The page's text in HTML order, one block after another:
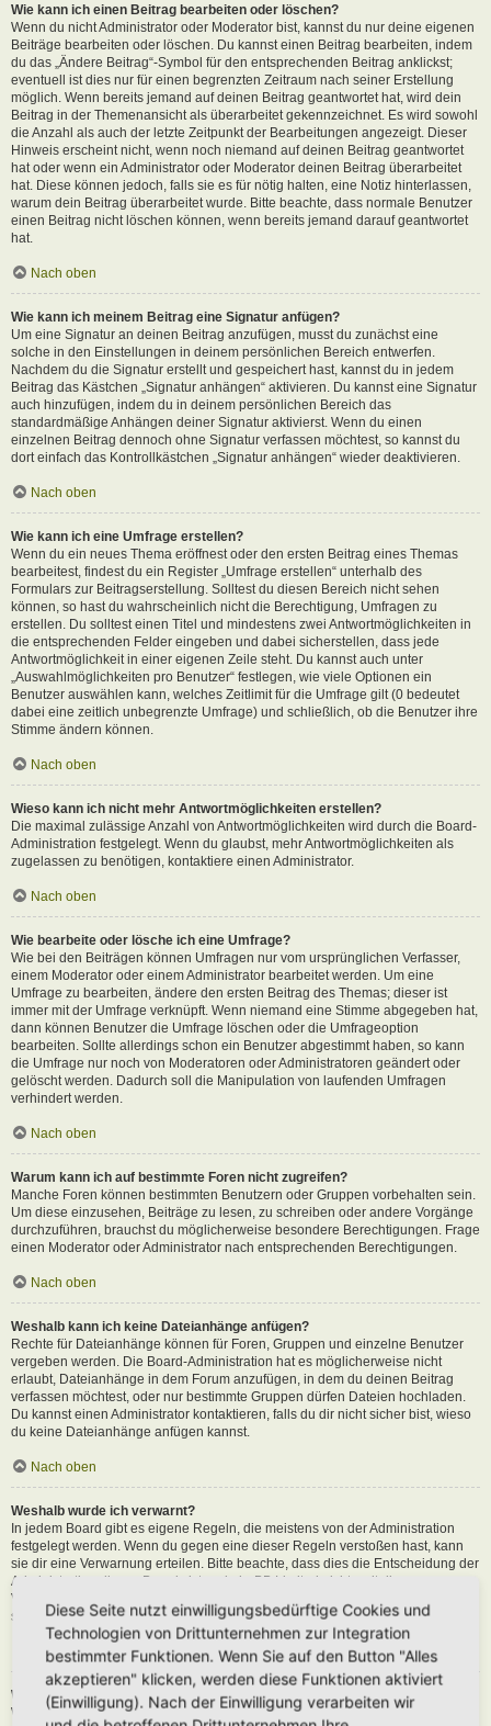
Wie kann ich einen Beitrag bearbeiten oder löschen?
Wenn du nicht Administrator oder Moderator bist, kannst du nur deine eigenen
Beiträge bearbeiten oder löschen. Du kannst einen Beitrag bearbeiten, indem
du das „Ändere Beitrag“-Symbol für den entsprechenden Beitrag anklickst;
eventuell ist dies nur für einen begrenzten Zeitraum nach seiner Erstellung
möglich. Wenn bereits jemand auf deinen Beitrag geantwortet hat, wird dein
Beitrag in der Themenansicht als überarbeitet gekennzeichnet. Es wird sowohl
die Anzahl als auch der letzte Zeitpunkt der Bearbeitungen angezeigt. Dieser
Hinweis erscheint nicht, wenn noch niemand auf deinen Beitrag geantwortet
hat oder wenn ein Administrator oder Moderator deinen Beitrag überarbeitet
hat. Diese können jedoch, falls sie es für nötig halten, eine Notiz hinterlassen,
warum dein Beitrag überarbeitet wurde. Bitte beachte, dass normale Benutzer
einen Beitrag nicht löschen können, wenn bereits jemand darauf geantwortet
hat.
Nach oben
Wie kann ich meinem Beitrag eine Signatur anfügen?
Um eine Signatur an deinen Beitrag anzufügen, musst du zunächst eine
solche in den Einstellungen in deinem persönlichen Bereich entwerfen.
Nachdem du die Signatur erstellt und gespeichert hast, kannst du in jedem
Beitrag das Kästchen „Signatur anhängen“ aktivieren. Du kannst eine Signatur
auch hinzufügen, indem du in deinem persönlichen Bereich das
standardmäßige Anhängen deiner Signatur aktivierst. Wenn du einen
einzelnen Beitrag dennoch ohne Signatur verfassen möchtest, so kannst du
dort einfach das Kontrollkästchen „Signatur anhängen“ wieder deaktivieren.
Nach oben
Wie kann ich eine Umfrage erstellen?
Wenn du ein neues Thema eröffnest oder den ersten Beitrag eines Themas
bearbeitest, findest du ein Register „Umfrage erstellen“ unterhalb des
Formulars zur Beitragserstellung. Solltest du diesen Bereich nicht sehen
können, so hast du wahrscheinlich nicht die Berechtigung, Umfragen zu
erstellen. Du solltest einen Titel und mindestens zwei Antwortmöglichkeiten in
die entsprechenden Felder eingeben und dabei sicherstellen, dass jede
Antwortmöglichkeit in einer eigenen Zeile steht. Du kannst auch unter
„Auswahlmöglichkeiten pro Benutzer“ festlegen, wie viele Optionen ein
Benutzer auswählen kann, welches Zeitlimit für die Umfrage gilt (0 bedeutet
dabei eine zeitlich unbegrenzte Umfrage) und schließlich, ob die Benutzer ihre
Stimme ändern können.
Nach oben
Wieso kann ich nicht mehr Antwortmöglichkeiten erstellen?
Die maximal zulässige Anzahl von Antwortmöglichkeiten wird durch die Board-
Administration festgelegt. Wenn du glaubst, mehr Antwortmöglichkeiten als
zugelassen zu benötigen, kontaktiere einen Administrator.
Nach oben
Wie bearbeite oder lösche ich eine Umfrage?
Wie bei den Beiträgen können Umfragen nur vom ursprünglichen Verfasser,
einem Moderator oder einem Administrator bearbeitet werden. Um eine
Umfrage zu bearbeiten, ändere den ersten Beitrag des Themas; dieser ist
immer mit der Umfrage verknüpft. Wenn niemand eine Stimme abgegeben hat,
dann können Benutzer die Umfrage löschen oder die Umfrageoption
bearbeiten. Sollte allerdings schon ein Benutzer abgestimmt haben, so kann
die Umfrage nur noch von Moderatoren oder Administratoren geändert oder
gelöscht werden. Dadurch soll die Manipulation von laufenden Umfragen
verhindert werden.
Nach oben
Warum kann ich auf bestimmte Foren nicht zugreifen?
Manche Foren können bestimmten Benutzern oder Gruppen vorbehalten sein.
Um diese einzusehen, Beiträge zu lesen, zu schreiben oder andere Vorgänge
durchzuführen, brauchst du möglicherweise besondere Berechtigungen. Frage
einen Moderator oder Administrator nach entsprechenden Berechtigungen.
Nach oben
Weshalb kann ich keine Dateianhänge anfügen?
Rechte für Dateianhänge können für Foren, Gruppen und einzelne Benutzer
vergeben werden. Die Board-Administration hat es möglicherweise nicht
erlaubt, Dateianhänge in dem Forum anzufügen, in dem du deinen Beitrag
verfassen möchtest, oder nur bestimmte Gruppen dürfen Dateien hochladen.
Du kannst einen Administrator kontaktieren, falls du dir nicht sicher bist, wieso
du keine Dateianhänge anfügen kannst.
Nach oben
Weshalb wurde ich verwarnt?
In jedem Board gibt es eigene Regeln, die meistens von der Administration
festgelegt werden. Wenn du gegen eine dieser Regeln verstoßen hast, kann
sie dir eine Verwarnung erteilen. Bitte beachte, dass dies die Entscheidung der
Administration dieses Boards ist und phpBB Limited nichts mit dieser
Verwarnung zu tun hat. Kontaktiere einen Administrator, sofern du die nicht
sicher bist, wieso du verwarnt wurdest.
Nach oben
Wie kann ich Beiträge den Moderatoren melden?
Wenn ein Administrator die entsprechenden Berechtigungen vergeben hat,
Diese Seite nutzt einwilligungsbedürftige Cookies und
Technologien von Drittunternehmen zur Integration
bestimmter Funktionen. Wenn Sie auf den Button "Alles
akzeptieren" klicken, werden diese Funktionen aktiviert
(Einwilligung). Nach der Einwilligung verarbeiten wir